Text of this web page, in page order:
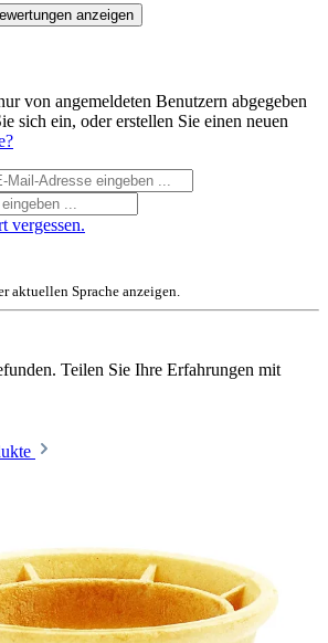
anzeigen
von angemeldeten Benutzern abgegeben
sich ein, oder erstellen Sie einen neuen
vergessen.
aktuellen Sprache anzeigen.
Teilen Sie Ihre Erfahrungen mit